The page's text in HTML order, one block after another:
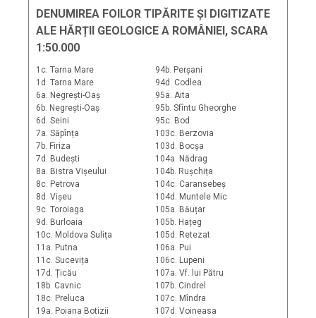
DENUMIREA FOILOR TIPĂRITE ȘI DIGITIZATE
ALE HĂRȚII GEOLOGICE A ROMÂNIEI, SCARA
1:50.000
1c. Tarna Mare
1d. Tarna Mare
6a. Negrești-Oaș
6b. Negrești-Oaș
6d. Seini
7a. Săpînța
7b. Firiza
7d. Budești
8a. Bistra Vișeului
8c. Petrova
8d. Vișeu
9c. Toroiaga
9d. Burloaia
10c. Moldova Sulița
11a. Putna
11c. Sucevița
17d. Țicău
18b. Cavnic
18c. Preluca
19a. Poiana Botizii
94b. Perșani
94d. Codlea
95a. Aita
95b. Sfîntu Gheorghe
95c. Bod
103c. Berzovia
103d. Bocșa
104a. Nădrag
104b. Rușchița
104c. Caransebeș
104d. Muntele Mic
105a. Băuțar
105b. Hațeg
105d. Retezat
106a. Pui
106c. Lupeni
107a. Vf. lui Pătru
107b. Cindrel
107c. Mîndra
107d. Voineasa